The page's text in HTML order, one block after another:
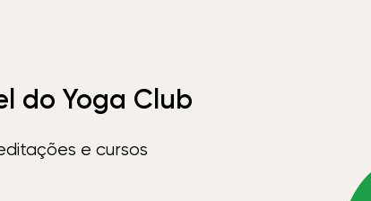
do Yoga Club
e cursos